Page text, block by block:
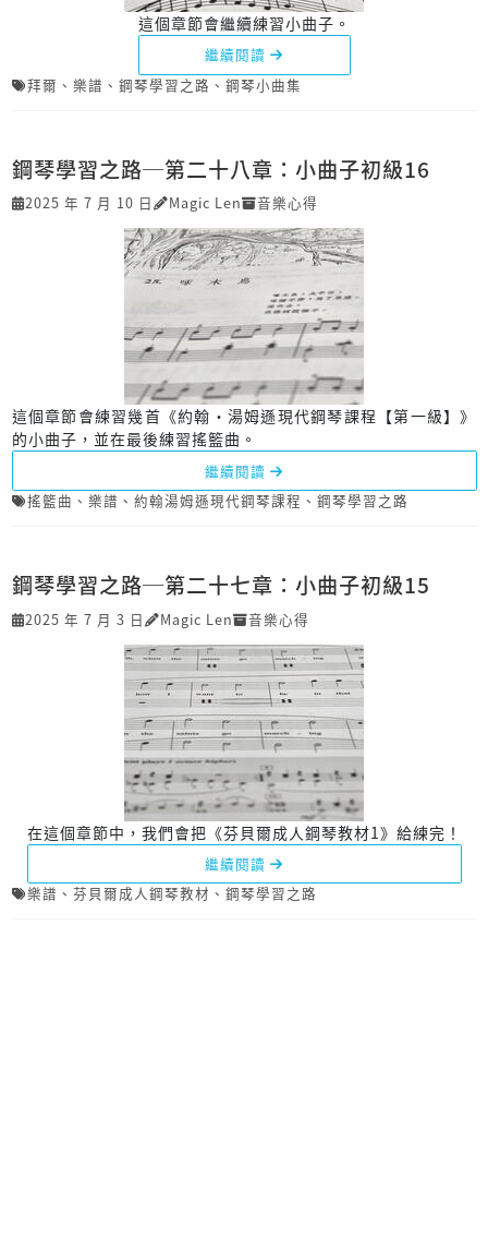
這個章節會繼續練習小曲子。
繼續閱讀
拜爾 、 樂譜 、 鋼琴學習之路 、 鋼琴小曲集
鋼琴學習之路─第二十八章：小曲子初級16
2025 年 7 月 10 日 Magic Len 音樂心得
這個章節會練習幾首《約翰‧湯姆遜現代鋼琴課程【第一級】》
的小曲子，並在最後練習搖籃曲。
繼續閱讀
搖籃曲 、 樂譜 、 約翰湯姆遜現代鋼琴課程 、 鋼琴學習之路
鋼琴學習之路─第二十七章：小曲子初級15
2025 年 7 月 3 日 Magic Len 音樂心得
在這個章節中，我們會把《芬貝爾成人鋼琴教材1》給練完！
繼續閱讀
樂譜 、 芬貝爾成人鋼琴教材 、 鋼琴學習之路